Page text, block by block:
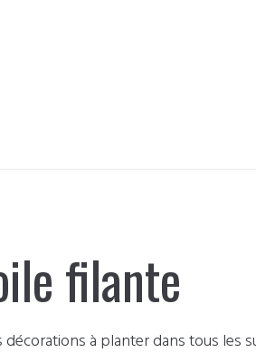
filante
à planter dans tous